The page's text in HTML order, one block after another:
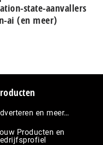
state-aanvallers
ai (en meer)
en meer…
Producten en